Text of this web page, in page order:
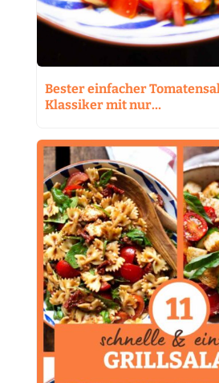
Bester einfacher
Klassiker mit nur…